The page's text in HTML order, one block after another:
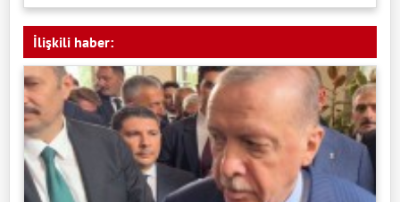
İlişkili haber: